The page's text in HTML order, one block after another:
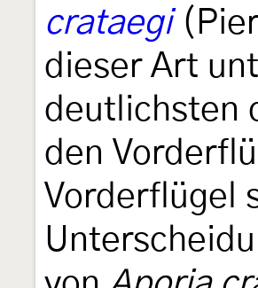
crataegi
dieser Art
deutlichsten
den
Vorderflügel